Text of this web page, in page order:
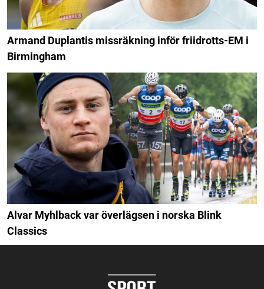
Armand Duplantis missräkning inför friidrotts-EM i
Birmingham
Alvar Myhlback var överlägsen i norska Blink
Classics